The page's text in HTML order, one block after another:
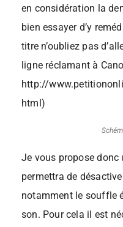
en considération la
bien essayer d’y
titre n’oubliez pas
ligne réclamant à
http://
html)
Je vous propose
permettra de
notamment le souffle
son. Pour cela il est